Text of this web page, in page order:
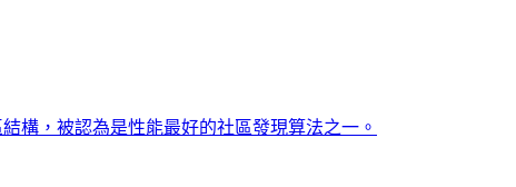
構，被認為是性能最好的社區發現算法之一。